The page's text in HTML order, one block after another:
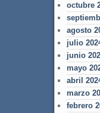
octubre
agosto
julio
junio
mayo
abril
marzo
febrero